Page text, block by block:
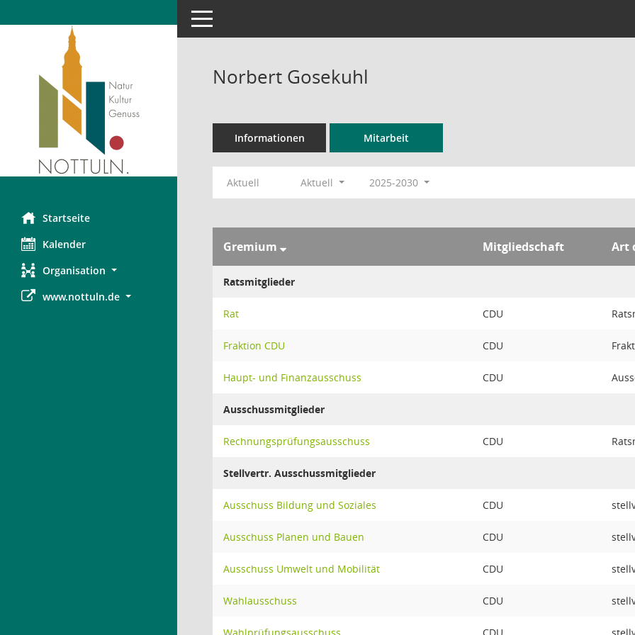
Startseite
Kalender
Organisation
www.nottuln.de
Toggle navigation
Norbert Gosekuhl
Informationen Mitarbeit
Aktuell Aktuell 2025-2030
Gremium Mitgliedschaft Art
Ratsmitglieder
Rat CDU
Fraktion CDU CDU
Haupt- und Finanzausschuss CDU
Ausschussmitglieder
Rechnungsprüfungsausschuss CDU
Stellvertr. Ausschussmitglieder
Ausschuss Bildung und Soziales CDU
Ausschuss Planen und Bauen CDU
Ausschuss Umwelt und Mobilität CDU
Wahlausschuss CDU